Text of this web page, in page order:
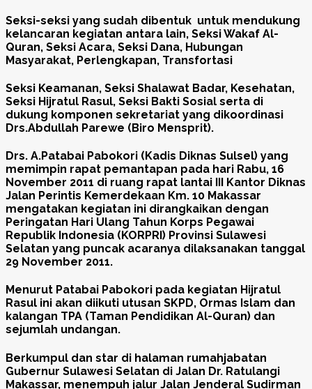
Seksi-seksi yang sudah dibentuk untuk mendukung
kelancaran kegiatan antara lain, Seksi Wakaf Al-
Quran, Seksi Acara, Seksi Dana, Hubungan
Masyarakat, Perlengkapan, Transfortasi
Seksi Keamanan, Seksi Shalawat Badar, Kesehatan,
Seksi Hijratul Rasul, Seksi Bakti Sosial serta di
dukung komponen sekretariat yang dikoordinasi
Drs.Abdullah Parewe (Biro Mensprit).
Drs. A.Patabai Pabokori (Kadis Diknas Sulsel) yang
memimpin rapat pemantapan pada hari Rabu, 16
November 2011 di ruang rapat lantai III Kantor Diknas
Jalan Perintis Kemerdekaan Km. 10 Makassar
mengatakan kegiatan ini dirangkaikan dengan
Peringatan Hari Ulang Tahun Korps Pegawai
Republik Indonesia (KORPRI) Provinsi Sulawesi
Selatan yang puncak acaranya dilaksanakan tanggal
29 November 2011.
Menurut Patabai Pabokori pada kegiatan Hijratul
Rasul ini akan diikuti utusan SKPD, Ormas Islam dan
kalangan TPA (Taman Pendidikan Al-Quran) dan
sejumlah undangan.
Berkumpul dan star di halaman rumahjabatan
Gubernur Sulawesi Selatan di Jalan Dr. Ratulangi
Makassar, menempuh jalur Jalan Jenderal Sudirman